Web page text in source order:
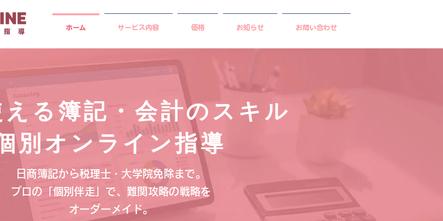
ホーム サービス内容 価格 お知らせ お問い合わせ
る簿記・会計のスキル
別オンライン指導
日商簿記から税理士・大学院免除まで。
プロの「個別伴走」で、難関攻略の戦略を
オーダーメイド。